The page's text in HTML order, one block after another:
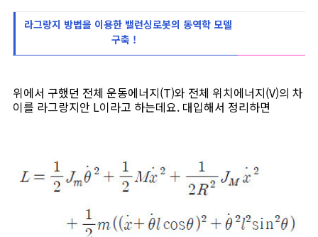
라그랑지 방법을 이용한 밸런싱로봇의 동역학 모델
구축 !
위에서 구했던 전체 운동에너지(T)와 전체 위치에너지(V)의 차
이를 라그랑지안 L이라고 하는데요. 대입해서 정리하면